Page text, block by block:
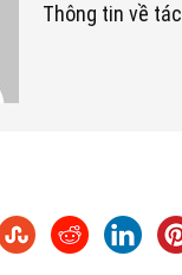
Thông tin về